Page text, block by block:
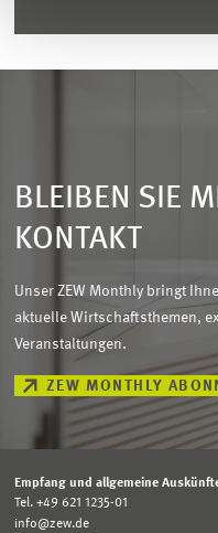
BLEIBEN SIE
KONTAKT
Unser ZEW Monthly bringt
aktuelle Wirtschaftsthemen,
Veranstaltungen.
ZEW MONTHLY
Empfang und allgemeine
Tel. +49 621 1235-01
info@zew.de